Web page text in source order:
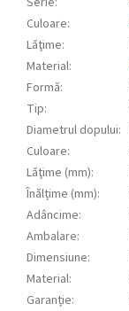
Culoare:
Lăţime:
Material:
Formă:
Tip:
Diametrul dopului:
Culoare:
Lăţime (mm):
Înălțime (mm):
Adâncime:
Ambalare:
Dimensiune:
Material:
Garanție: